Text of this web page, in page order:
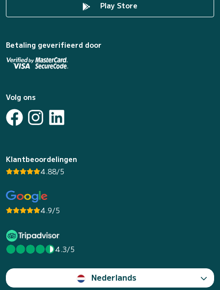
Play Store
Betaling geverifieerd door
Volg ons
Klantbeoordelingen
4.88/5
4.9/5
4.3/5
Nederlands